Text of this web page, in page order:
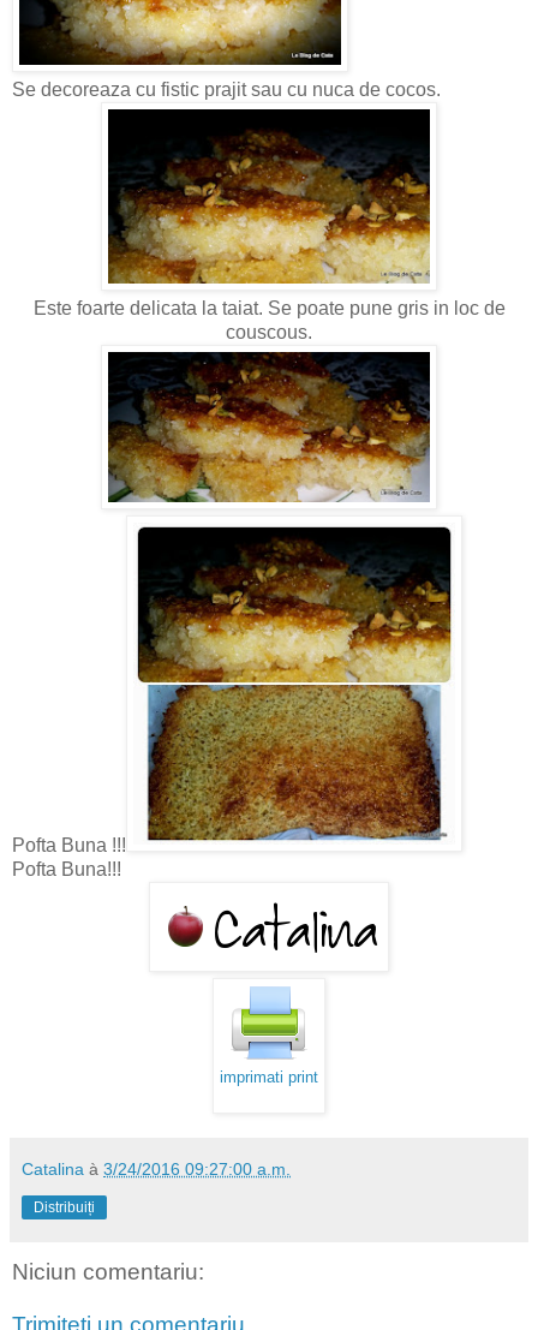
Se decoreaza cu fistic prajit sau cu nuca de cocos.
Este foarte delicata la taiat. Se poate pune gris in loc de
couscous.
Pofta Buna !!!
Pofta Buna!!!
imprimati print
Catalina à 3/24/2016 09:27:00 a.m.
Distribuiți
Niciun comentariu:
Trimiteți un comentariu